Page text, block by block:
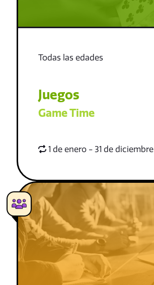
Todas las edades
Juegos
Game Time
1 de enero - 31 de diciembre